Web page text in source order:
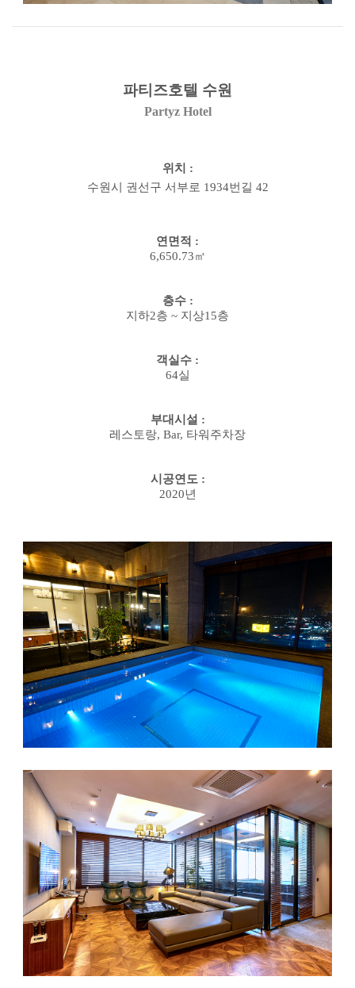
파티즈호텔 수원
Partyz Hotel
위치 :
수원시 권선구 서부로 1934번길 42
연면적 :
6,650.73㎡
층수:
지하2층 ~ 지상15층
객실수 :
64실
부대시설 :
레스토랑, Bar, 타워주차장
시공연도 :
2020년